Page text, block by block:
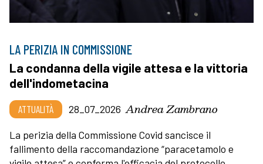
LA PERIZIA IN COMMISSIONE
La condanna della vigile attesa e la vittoria
dell'indometacina
ATTUALITÀ 28_07_2026 Andrea Zambrano
La perizia della Commissione Covid sancisce il
fallimento della raccomandazione “paracetamolo e